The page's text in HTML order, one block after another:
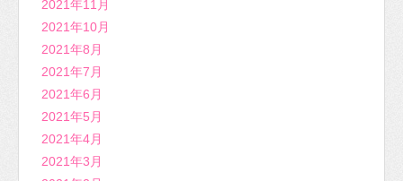
2021年11月
2021年10月
2021年8月
2021年7月
2021年6月
2021年5月
2021年4月
2021年3月